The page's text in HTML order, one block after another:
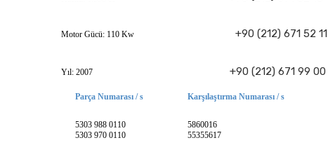
Motor Gücü: 110 Kw +90 (212) 671 52 11
Yıl: 2007 +90 (212) 671 99 00
Parça Numarası / s
5303 988 0110
5303 970 0110
Karşılaştırma Numarası / s
5860016
55355617